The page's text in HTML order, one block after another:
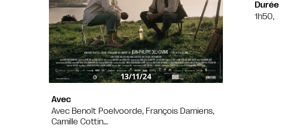
Avec
Avec Benoît Poelvoorde, François Damiens,
Camille Cottin…
Durée
1h50,